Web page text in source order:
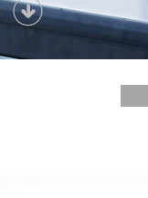
療
士
ー